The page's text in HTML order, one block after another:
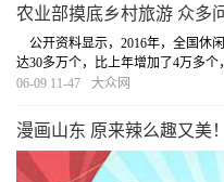
农业部摸底乡村旅游 众多
公开资料显示，2016年，全国休
达30多万个，比上年增加了4万多
接待游客近21亿人次，营业收入超
06-09 11-47 大众网
漫画山东 原来辣么趣又美！